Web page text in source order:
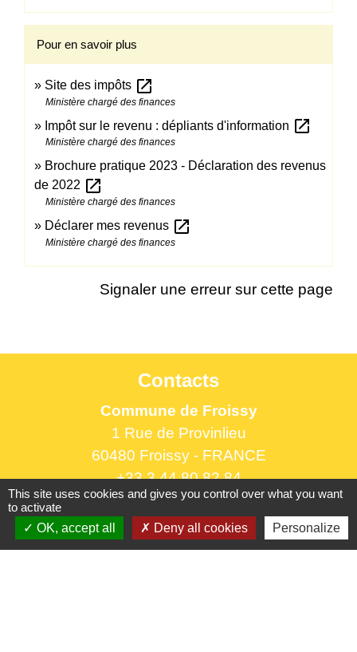
Pour en savoir plus
Site des impôts open_in_new
Ministère chargé des finances
Impôt sur le revenu : dépliants d'information open_in_new
Ministère chargé des finances
Brochure pratique 2023 - Déclaration des revenus
de 2022 open_in_new
Ministère chargé des finances
Déclarer mes revenus open_in_new
Ministère chargé des finances
Signaler une erreur sur cette page
Contacts
Commune de Froissy
1 Rue de Provinlieu
60480 Froissy - FRANCE
+33 3 44 80 82 84
Contact par formulaire
Horaires d'ouverture au public
This site uses cookies and gives you control over what you want
to activate
OK, accept all
Deny all cookies Personalize